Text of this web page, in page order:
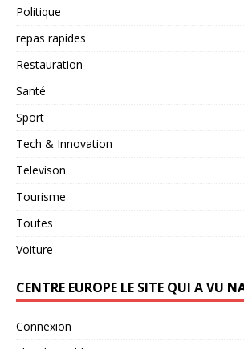
Politique
repas rapides
Restauration
Santé
Sport
Tech & Innovation
Televison
Tourisme
Toutes
Voiture
CENTRE EUROPE LE SITE QUI A VU
Connexion